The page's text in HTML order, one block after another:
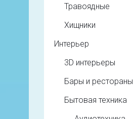
Травоядные
Хищники
Интерьер
3D интерьеры
Бары и рестораны
Бытовая техника